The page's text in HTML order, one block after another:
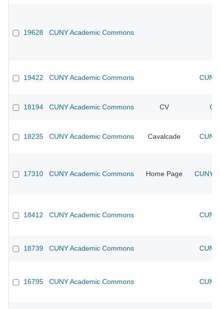
19628 CUNY Academic Commons
19422 CUNY Academic Commons
18194 CUNY Academic Commons CV
18235 CUNY Academic Commons Cavalcade
17310 CUNY Academic Commons Home Page CUNY
18412 CUNY Academic Commons
18739 CUNY Academic Commons
16795 CUNY Academic Commons